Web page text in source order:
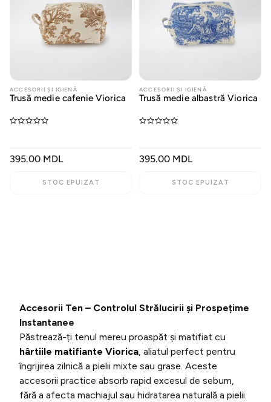
ACCESORII ȘI IGIENĂ
Trusă medie cafenie Viorica
PREȚ
395.00 MDL
STOC EPUIZAT
ACCESORII ȘI IGIENĂ
Trusă medie albastră Viorica
PREȚ
395.00 MDL
STOC EPUIZAT
Accesorii Ten – Controlul Strălucirii și Prospețime
Instantanee
Păstrează-ți tenul mereu proaspăt și matifiat cu
hârtiile matifiante Viorica, aliatul perfect pentru
îngrijirea zilnică a pielii mixte sau grase. Aceste
accesorii practice absorb rapid excesul de sebum,
fără a afecta machiajul sau hidratarea naturală a pielii.